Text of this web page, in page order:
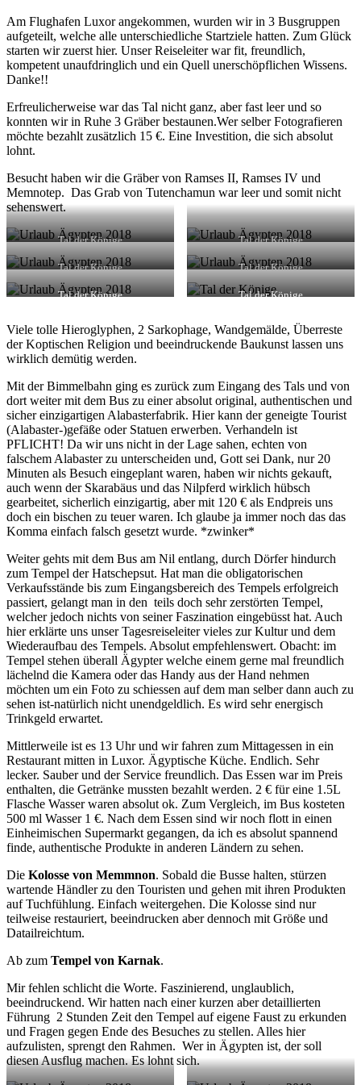
Am Flughafen Luxor angekommen, wurden wir in 3 Busgruppen
aufgeteilt, welche alle unterschiedliche Startziele hatten. Zum Glück
starten wir zuerst hier. Unser Reiseleiter war fit, freundlich,
kompetent unaufdringlich und ein Quell unerschöpflichen Wissens.
Danke!!
Erfreulicherweise war das Tal nicht ganz, aber fast leer und so
konnten wir in Ruhe 3 Gräber bestaunen.Wer selber Fotografieren
möchte bezahlt zusätzlich 15 €. Eine Investition, die sich absolut
lohnt.
Besucht haben wir die Gräber von Ramses II, Ramses IV und
Memnotep. Das Grab von Tutenchamun war leer und somit nicht
sehenswert.
Tal der Könige Tal der Könige
Tal der Könige Tal der Könige
Tal der Könige Tal der Könige
Viele tolle Hieroglyphen, 2 Sarkophage, Wandgemälde, Überreste
der Koptischen Religion und beeindruckende Baukunst lassen uns
wirklich demütig werden.
Mit der Bimmelbahn ging es zurück zum Eingang des Tals und von
dort weiter mit dem Bus zu einer absolut original, authentischen und
sicher einzigartigen Alabasterfabrik. Hier kann der geneigte Tourist
(Alabaster-)gefäße oder Statuen erwerben. Verhandeln ist
PFLICHT! Da wir uns nicht in der Lage sahen, echten von
falschem Alabaster zu unterscheiden und, Gott sei Dank, nur 20
Minuten als Besuch eingeplant waren, haben wir nichts gekauft,
auch wenn der Skarabäus und das Nilpferd wirklich hübsch
gearbeitet, sicherlich einzigartig, aber mit 120 € als Endpreis uns
doch ein bischen zu teuer waren. Ich glaube ja immer noch das das
Komma einfach falsch gesetzt wurde. *zwinker*
Weiter gehts mit dem Bus am Nil entlang, durch Dörfer hindurch
zum Tempel der Hatschepsut. Hat man die obligatorischen
Verkaufsstände bis zum Eingangsbereich des Tempels erfolgreich
passiert, gelangt man in den teils doch sehr zerstörten Tempel,
welcher jedoch nichts von seiner Faszination eingebüsst hat. Auch
hier erklärte uns unser Tagesreiseleiter vieles zur Kultur und dem
Wiederaufbau des Tempels. Absolut empfehlenswert. Obacht: im
Tempel stehen überall Ägypter welche einem gerne mal freundlich
lächelnd die Kamera oder das Handy aus der Hand nehmen
möchten um ein Foto zu schiessen auf dem man selber dann auch zu
sehen ist-natürlich nicht unendgeldlich. Es wird sehr energisch
Trinkgeld erwartet.
Mittlerweile ist es 13 Uhr und wir fahren zum Mittagessen in ein
Restaurant mitten in Luxor. Ägyptische Küche. Endlich. Sehr
lecker. Sauber und der Service freundlich. Das Essen war im Preis
enthalten, die Getränke mussten bezahlt werden. 2 € für eine 1.5L
Flasche Wasser waren absolut ok. Zum Vergleich, im Bus kosteten
500 ml Wasser 1 €. Nach dem Essen sind wir noch flott in einen
Einheimischen Supermarkt gegangen, da ich es absolut spannend
finde, authentische Produkte in anderen Ländern zu sehen.
Die Kolosse von Memmnon. Sobald die Busse halten, stürzen
wartende Händler zu den Touristen und gehen mit ihren Produkten
auf Tuchfühlung. Einfach weitergehen. Die Kolosse sind nur
teilweise restauriert, beeindrucken aber dennoch mit Größe und
Datailreichtum.
Ab zum Tempel von Karnak.
Mir fehlen schlicht die Worte. Faszinierend, unglaublich,
beeindruckend. Wir hatten nach einer kurzen aber detaillierten
Führung 2 Stunden Zeit den Tempel auf eigene Faust zu erkunden
und Fragen gegen Ende des Besuches zu stellen. Alles hier
aufzulisten, sprengt den Rahmen. Wer in Ägypten ist, der soll
diesen Ausflug machen. Es lohnt sich.